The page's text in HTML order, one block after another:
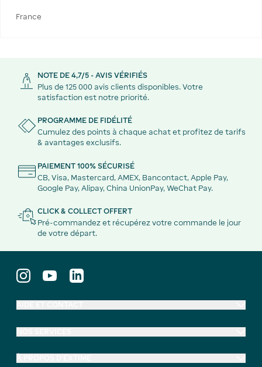
France
NOTE DE 4,7/5 - AVIS VÉRIFIÉS
Plus de 125 000 avis clients disponibles. Votre
satisfaction est notre priorité.
PROGRAMME DE FIDÉLITÉ
Cumulez des points à chaque achat et profitez de tarifs
& avantages exclusifs.
PAIEMENT 100% SÉCURISÉ
CB, Visa, Mastercard, AMEX, Bancontact, Apple Pay,
Google Pay, Alipay, China UnionPay, WeChat Pay.
CLICK & COLLECT OFFERT
Pré-commandez et récupérez votre commande le jour
de votre départ.